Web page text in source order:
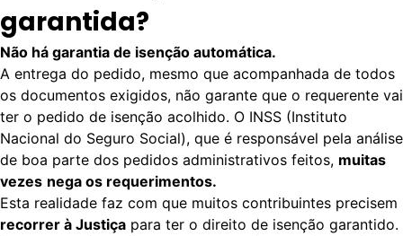
garantida?
Não há garantia de isenção automática.
A entrega do pedido, mesmo que acompanhada de todos
os documentos exigidos, não garante que o requerente vai
ter o pedido de isenção acolhido. O INSS (Instituto
Nacional do Seguro Social), que é responsável pela análise
de boa parte dos pedidos administrativos feitos, muitas
vezes nega os requerimentos.
Esta realidade faz com que muitos contribuintes precisem
recorrer à Justiça para ter o direito de isenção garantido.